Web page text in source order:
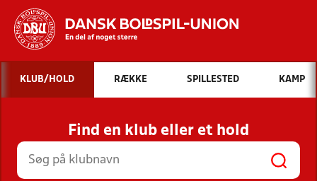
Hvad vil du søge efter?
INDHOLD OG NYHEDER
STILLINGER, RESULTATER, KLUBBER OG
HOLD
KLUB/HOLD RÆKKE SPILLESTED KAMP
Find en klub eller et hold